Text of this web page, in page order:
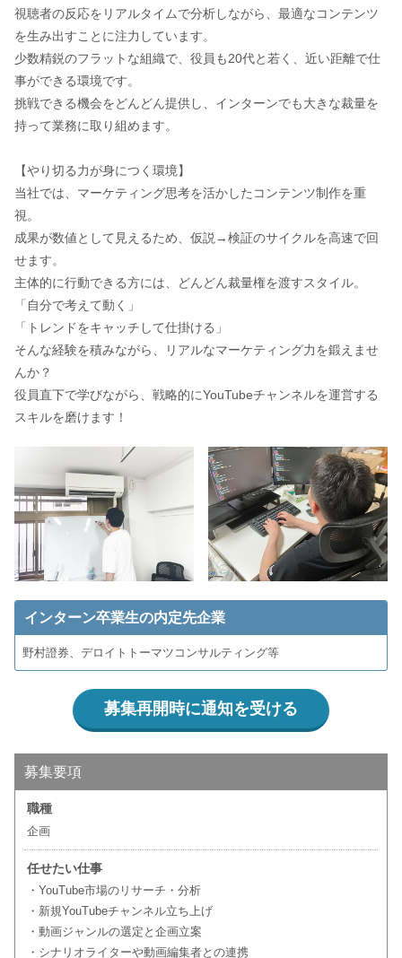
視聴者の反応をリアルタイムで分析しながら、最適なコンテンツ
を生み出すことに注力しています。
少数精鋭のフラットな組織で、役員も20代と若く、近い距離で仕
事ができる環境です。
挑戦できる機会をどんどん提供し、インターンでも大きな裁量を
持って業務に取り組めます。
【やり切る力が身につく環境】
当社では、マーケティング思考を活かしたコンテンツ制作を重
視。
成果が数値として見えるため、仮説→検証のサイクルを高速で回
せます。
主体的に行動できる方には、どんどん裁量権を渡すスタイル。
「自分で考えて動く」
「トレンドをキャッチして仕掛ける」
そんな経験を積みながら、リアルなマーケティング力を鍛えませ
んか？
役員直下で学びながら、戦略的にYouTubeチャンネルを運営する
スキルを磨けます！
インターン卒業生の内定先企業
野村證券、デロイトトーマツコンサルティング等
募集再開時に通知を受ける
募集要項
職種
企画
任せたい仕事
・YouTube市場のリサーチ・分析
・新規YouTubeチャンネル立ち上げ
・動画ジャンルの選定と企画立案
・シナリオライターや動画編集者との連携